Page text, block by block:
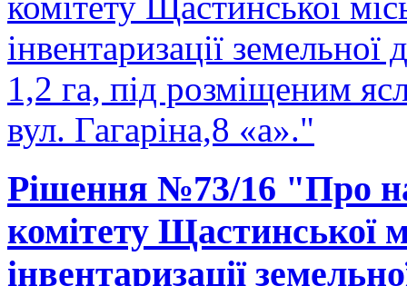
інвентаризації
1,2 га, під розміщеним
вул. Гагаріна,8 «а»."
Рішення №73/16 "Про
комітету Щастинської
інвентаризації